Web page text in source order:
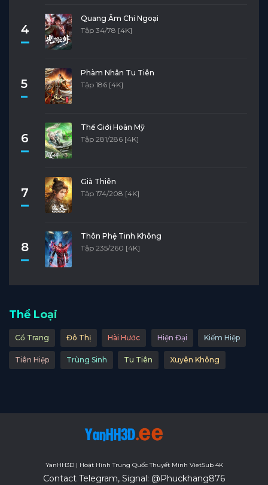
4
Quang Âm Chi Ngoại
Tập 34/78 [4K]
5
Phàm Nhân Tu Tiên
Tập 186 [4K]
6
Thế Giới Hoàn Mỹ
Tập 281/286 [4K]
7
Già Thiên
Tập 174/208 [4K]
8
Thôn Phệ Tinh Không
Tập 235/260 [4K]
Thể Loại
Cổ Trang Đô Thị Hài Hước Hiện Đại Kiếm Hiệp
Tiên Hiệp Trùng Sinh Tu Tiên Xuyên Không
YanHH3D | Hoạt Hình Trung Quốc Thuyết Minh VietSub 4K
Contact Telegram, Signal: @Phuckhang876